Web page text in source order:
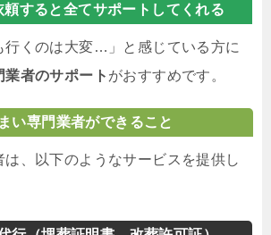
頼すると全てサポートしてくれる
行くのは大変…」と感じている方に
業者のサポート がおすすめです。
い専門業者ができること
、以下のようなサービスを提供し